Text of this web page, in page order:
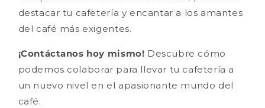
destacar tu cafetería y encantar a los amantes
del café más exigentes.
¡Contáctanos hoy mismo! Descubre cómo
podemos colaborar para llevar tu cafetería a
un nuevo nivel en el apasionante mundo del
café.